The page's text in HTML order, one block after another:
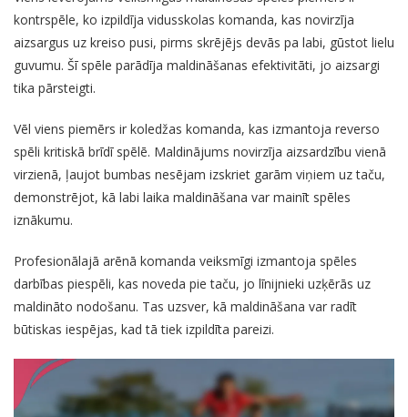
kontrspēle, ko izpildīja vidusskolas komanda, kas novirzīja
aizsargus uz kreiso pusi, pirms skrējējs devās pa labi, gūstot lielu
guvumu. Šī spēle parādīja maldināšanas efektivitāti, jo aizsargi
tika pārsteigti.
Vēl viens piemērs ir koledžas komanda, kas izmantoja reverso
spēli kritiskā brīdī spēlē. Maldinājums novirzīja aizsardzību vienā
virzienā, ļaujot bumbas nesējam izskriet garām viņiem uz taču,
demonstrējot, kā labi laika maldināšana var mainīt spēles
iznākumu.
Profesionālajā arēnā komanda veiksmīgi izmantoja spēles
darbības piespēli, kas noveda pie taču, jo līnijnieki uzķērās uz
maldināto nodošanu. Tas uzsver, kā maldināšana var radīt
būtiskas iespējas, kad tā tiek izpildīta pareizi.